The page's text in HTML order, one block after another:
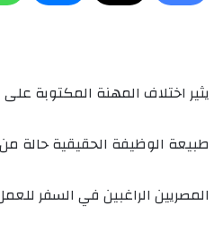
يثير اختلاف المهنة المكتوبة
طبيعة الوظيفة الحقيقية حالة
المصريين الراغبين في السفر